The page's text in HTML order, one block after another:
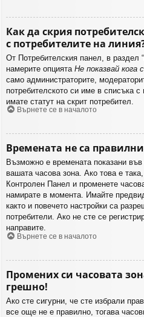
Как да скрия
с потребителите на
От Потребителския панел, в раздел
намерите опцията Не показвай кога
само администраторите,
потребителското си име в списъка
имате статут на скрит потребител.
Върнете се в началото
Времената не са
Възможно е времената показани
вашата часова зона. Ако това е
Контролен Панел и променете
намирате в момента. Имайте
както и повечето настройки са
потребители. Ако не сте се
направите.
Върнете се в началото
Промених си часовата
грешно!
Ако сте сигурни, че сте избрали
все още не е правилно, тогава